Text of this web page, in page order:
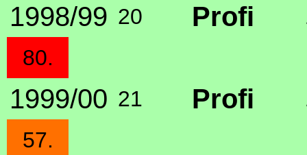
1998/99 20 Profi
80.
1999/00 21 Profi
57.